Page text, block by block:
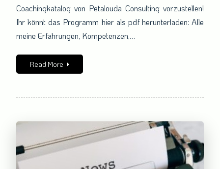
neue
Schulungskatalog!
Coachingkatalog von Petalouda Consulting vorzustellen!
Ihr könnt das Programm hier als pdf herunterladen: Alle
meine Erfahrungen, Kompetenzen,…
Read More